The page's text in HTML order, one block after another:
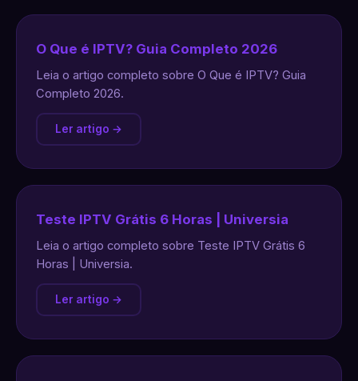
O Que é IPTV? Guia Completo 2026
Leia o artigo completo sobre O Que é IPTV? Guia
Completo 2026.
Ler artigo →
Teste IPTV Grátis 6 Horas | Universia
Leia o artigo completo sobre Teste IPTV Grátis 6
Horas | Universia.
Ler artigo →